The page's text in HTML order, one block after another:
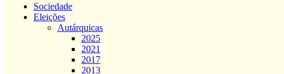
Sociedade
Eleições
Autárquicas
2025
2021
2017
2013